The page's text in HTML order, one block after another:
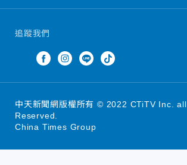
追蹤我們
中天新聞網版權所有 © 2022 CTiTV Inc.
Reserved.
China Times Group